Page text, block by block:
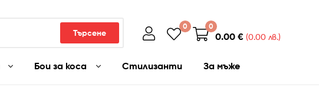
Търсене
0 0
0.00 € (0.00 лв.)
Бои за коса Стилизанти За мъже